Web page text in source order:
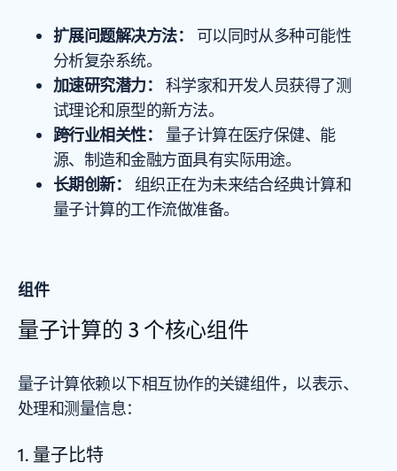
扩展问题解决方法： 可以同时从多种可能性
分析复杂系统。
加速研究潜力：
科学家和开发人员获得了测
试理论和原型的新方法。
跨行业相关性：
量子计算在医疗保健、能
源、制造和金融方面具有实际用途。
长期创新：
组织正在为未来结合经典计算和
量子计算的工作流做准备。
组件
量子计算的 3 个核心组件
量子计算依赖以下相互协作的关键组件，以表示、
处理和测量信息：
1. 量子比特